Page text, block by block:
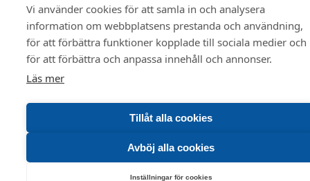
Vi använder cookies för att samla in och analysera
information om webbplatsens prestanda och användning,
för att förbättra funktioner kopplade till sociala medier och
för att förbättra och anpassa innehåll och annonser.
Läs mer
Tillåt alla cookies
Avböj alla cookies
Inställningar för cookies
VÅR HEMSIDA ANVÄNDER COOKIES FÖR
ANVÄNDBARHET OCH ÖKAD RELEVANS INOM
MARKNADSFÖRING FÖR DIG. VILL DU LÄSA OM HUR
HANTERAR COOKIES KAN DU GÖRA DET
TRUTVÄGEN 4
803 09 GÄVLE
Leveransvillkor •Försäljningsvillkor •Produktkataloger